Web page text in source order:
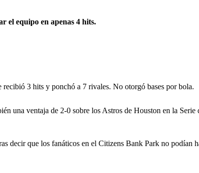
el equipo en apenas 4 hits.
recibió 3 hits y ponchó a 7 rivales. No otorgó bases por bola.
una ventaja de 2-0 sobre los Astros de Houston en la
decir que los fanáticos en el Citizens Bank Park no podían